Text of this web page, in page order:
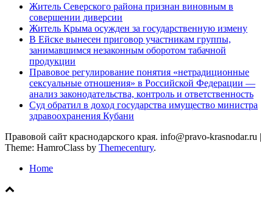
Житель Северского района признан виновным в
совершении диверсии
Житель Крыма осужден за государственную измену
В Ейске вынесен приговор участникам группы,
занимавшимся незаконным оборотом табачной
продукции
Правовое регулирование понятия «нетрадиционные
сексуальные отношения» в Российской Федерации —
анализ законодательства, контроль и ответственность
Суд обратил в доход государства имущество министра
здравоохранения Кубани
Правовой сайт краснодарского края. info@pravo-krasnodar.ru |
Theme: HamroClass by Themecentury.
Home